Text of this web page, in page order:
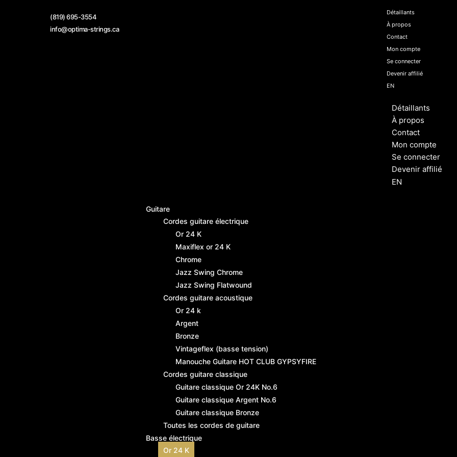
(819) 695-3554
info@optima-strings.ca
Détaillants
À propos
Contact
Mon compte
Se connecter
Devenir affilié
EN
Détaillants
À propos
Contact
Mon compte
Se connecter
Devenir affilié
EN
Guitare
Cordes guitare électrique
Or 24 K
Maxiflex or 24 K
Chrome
Jazz Swing Chrome
Jazz Swing Flatwound
Cordes guitare acoustique
Or 24 k
Argent
Bronze
Vintageflex (basse tension)
Manouche Guitare HOT CLUB GYPSYFIRE
Cordes guitare classique
Guitare classique Or 24K No.6
Guitare classique Argent No.6
Guitare classique Bronze
Toutes les cordes de guitare
Basse électrique
Or 24 K